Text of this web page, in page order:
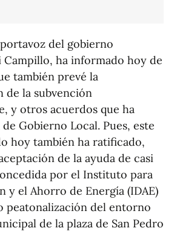
del gobierno
Campillo, ha informado hoy de
también prevé la
de la subvención
y otros acuerdos que ha
Gobierno Local. Pues, este
hoy también ha ratificado,
de la ayuda de casi
por el Instituto para
y el Ahorro de Energía (IDAE)
peatonalización del entorno
de la plaza de San Pedro